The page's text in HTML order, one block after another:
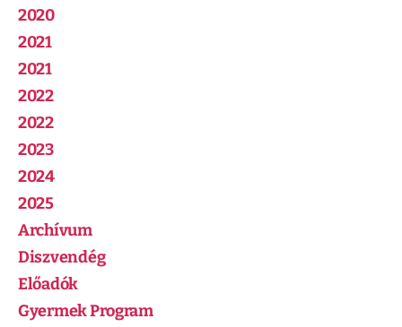
2020
2021
2021
2022
2022
2023
2024
2025
Archívum
Diszvendég
Előadók
Gyermek Program